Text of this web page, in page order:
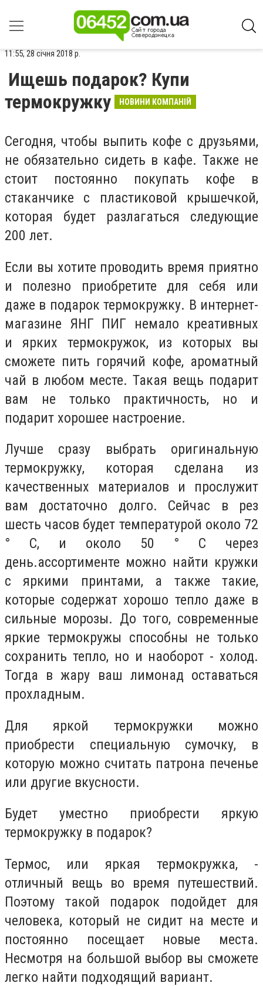
11:55, 28 січня 2018 р.
Ищешь подарок? Купи
термокружку
НОВИНИ КОМПАНІЙ
Сегодня, чтобы выпить кофе с друзьями,
не обязательно сидеть в кафе. Также не
стоит постоянно покупать кофе в
стаканчике с пластиковой крышечкой,
которая будет разлагаться следующие
200 лет.
Если вы хотите проводить время приятно
и полезно приобретите для себя или
даже в подарок термокружку. В интернет-
магазине ЯНГ ПИГ немало креативных
и ярких термокружок, из которых вы
сможете пить горячий кофе, ароматный
чай в любом месте. Такая вещь подарит
вам не только практичность, но и
подарит хорошее настроение.
Лучше сразу выбрать оригинальную
термокружку, которая сделана из
качественных материалов и прослужит
вам достаточно долго. Сейчас в рез
шесть часов будет температурой около 72
° C, и около 50 ° C через
день.ассортименте можно найти кружки
с яркими принтами, а также такие,
которые содержат хорошо тепло даже в
сильные морозы. До того, современные
яркие термокружы способны не только
сохранить тепло, но и наоборот - холод.
Тогда в жару ваш лимонад оставаться
прохладным.
Для яркой термокружки можно
приобрести специальную сумочку, в
которую можно считать патрона печенье
или другие вкусности.
Будет уместно приобрести яркую
термокружку в подарок?
Термос, или яркая термокружка, -
отличный вещь во время путешествий.
Поэтому такой подарок подойдет для
человека, который не сидит на месте и
постоянно посещает новые места.
Несмотря на большой выбор вы сможете
легко найти подходящий вариант.